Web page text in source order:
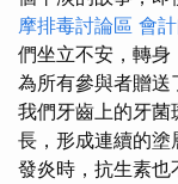
摩排毒討論區 會
們坐立不安，轉
為所有參與者贈送
我們牙齒上的牙菌
長，形成連續的塗
發炎時，抗生素也